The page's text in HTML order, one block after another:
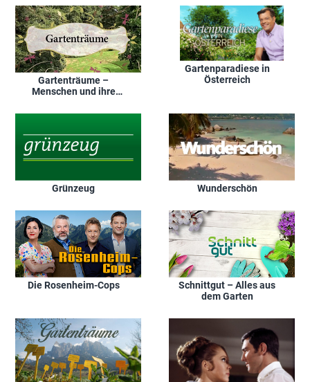
Gartenträume –
Menschen und ihre
Dreiländereck
Gartenparadiese in
Österreich
Grünzeug Wunderschön
Die Rosenheim-Cops
Schnittgut – Alles aus
dem Garten